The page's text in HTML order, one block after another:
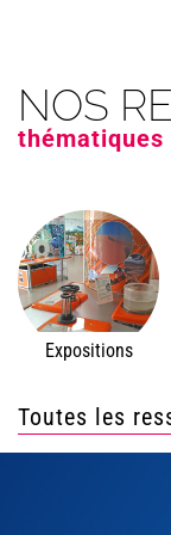
Toutes les
NOS
thématiques
Expositions